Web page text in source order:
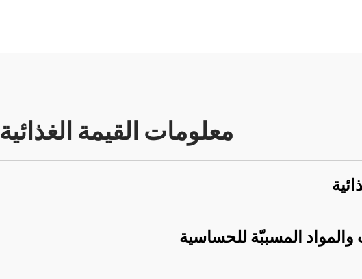
معلومات القيمة الغذائية
والمواد المسببّة للحساسية